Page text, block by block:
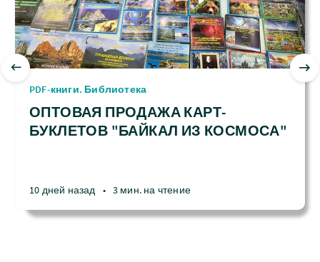
PDF-книги. Библиотека
ОПТОВАЯ ПРОДАЖА КАРТ-
БУКЛЕТОВ "БАЙКАЛ ИЗ КОСМОСА"
10 дней назад • 3 мин. на чтение